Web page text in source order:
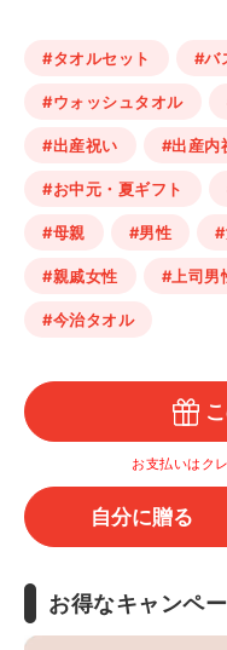
#タオルセット #バ
#ウォッシュタオル
#出産祝い #出産内
#お中元・夏ギフト
#母親 #男性
#親戚女性 #上司男
#今治タオル
お支払いはク
自分に贈る
お得なキャンペ